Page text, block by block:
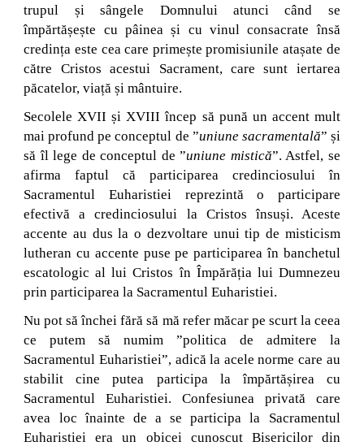
trupul și sângele Domnului atunci când se
împărtășește cu pâinea și cu vinul consacrate însă
credința este cea care primește promisiunile atașate de
către Cristos acestui Sacrament, care sunt iertarea
păcatelor, viață și mântuire.
Secolele XVII și XVIII încep să pună un accent mult
mai profund pe conceptul de ”uniune sacramentală” și
să îl lege de conceptul de ”uniune mistică”. Astfel, se
afirma faptul că participarea credinciosului în
Sacramentul Euharistiei reprezintă o participare
efectivă a credinciosului la Cristos însuși. Aceste
accente au dus la o dezvoltare unui tip de misticism
lutheran cu accente puse pe participarea în banchetul
escatologic al lui Cristos în Împărăția lui Dumnezeu
prin participarea la Sacramentul Euharistiei.
Nu pot să închei fără să mă refer măcar pe scurt la ceea
ce putem să numim ”politica de admitere la
Sacramentul Euharistiei”, adică la acele norme care au
stabilit cine putea participa la împărtășirea cu
Sacramentul Euharistiei. Confesiunea privată care
avea loc înainte de a se participa la Sacramentul
Euharistiei era un obicei cunoscut Bisericilor din